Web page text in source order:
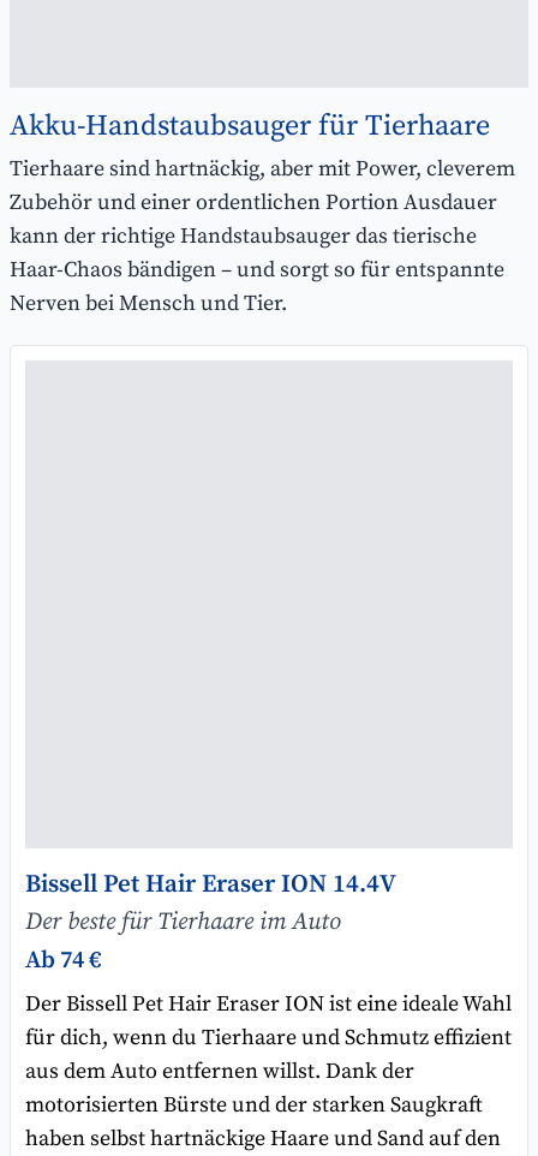
Akku-Handstaubsauger für Tierhaare
Tierhaare sind hartnäckig, aber mit Power, cleverem
Zubehör und einer ordentlichen Portion Ausdauer
kann der richtige Handstaubsauger das tierische
Haar-Chaos bändigen – und sorgt so für entspannte
Nerven bei Mensch und Tier.
Bissell Pet Hair Eraser ION 14.4V
Der beste für Tierhaare im Auto
Ab 74 €
Der Bissell Pet Hair Eraser ION ist eine ideale Wahl
für dich, wenn du Tierhaare und Schmutz effizient
aus dem Auto entfernen willst. Dank der
motorisierten Bürste und der starken Saugkraft
haben selbst hartnäckige Haare und Sand auf den